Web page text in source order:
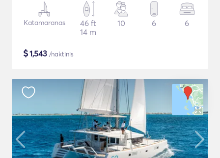
Katamaranas
46 ft
14 m
10 6 6
$1,543 /naktinis